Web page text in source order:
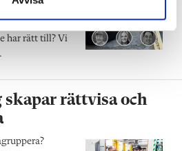
och får
har rätt till? Vi
rättvisa och